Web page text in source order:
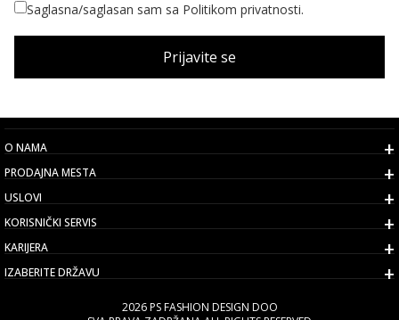
Saglasna/saglasan sam sa Politikom privatnosti.
Prijavite se
O NAMA
PRODAJNA MESTA
USLOVI
KORISNIČKI SERVIS
KARIJERA
IZABERITE DRŽAVU
2026 PS FASHION DESIGN DOO